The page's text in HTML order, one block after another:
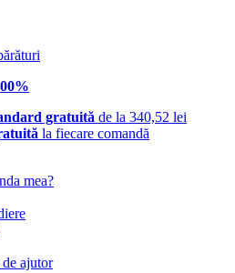
gratuită de la 340,52 lei
la fiecare comandă
mea?
de ajutor